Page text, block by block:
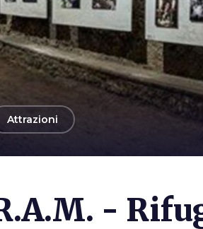
arrow_back
Attrazioni
-